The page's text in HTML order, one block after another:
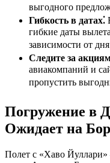
выгодного
Гибкость в датах⁚
гибкие даты
зависимости от
Следите за
авиакомпаний и
пропустить
Погружение в
Ожидает на
Полет с «Хаво Йуллари»